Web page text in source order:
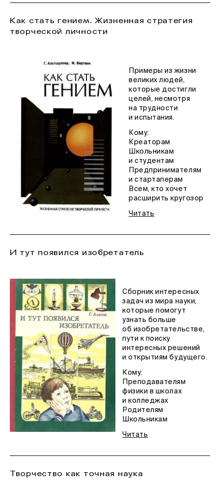
Как стать гением. Жизненная стратегия
творческой личности
Примеры из жизни
великих людей,
которые достигли
целей, несмотря
на трудности
и испытания.
Кому:
Креаторам
Школьникам
и студентам
Предпринимателям
и стартаперам
Всем, кто хочет
расширить кругозор
Читать
И тут появился изобретатель
Сборник интересных
задач из мира науки,
которые помогут
узнать больше
об изобретательстве,
пути к поиску
интересных решений
и открытиям будущего.
Кому:
Преподавателям
физики в школах
и колледжах
Родителям
Школьникам
Читать
Творчество как точная наука